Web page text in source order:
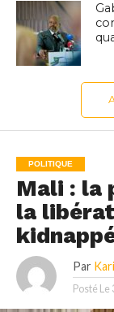
POLITIQUE
Mali : la
la
Par
Posté Le